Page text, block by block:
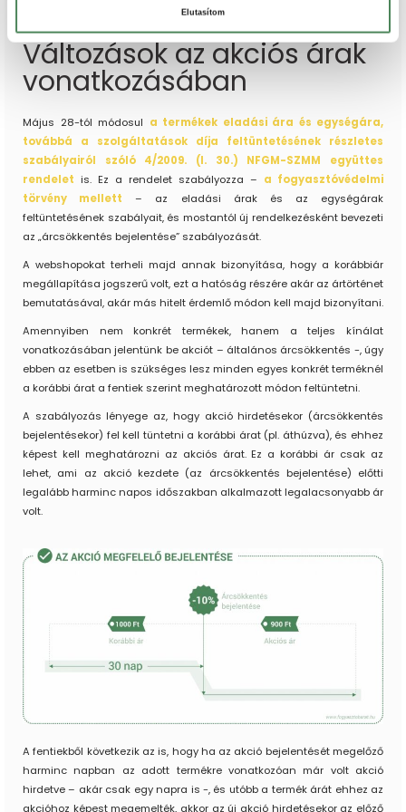
Elutasítom
hogy kizárólag a pozitívakat jeleníti meg.
Változások az akciós árak
vonatkozásában
Május 28-tól módosul a termékek eladási ára és egységára,
továbbá a szolgáltatások díja feltüntetésének részletes
szabályairól szóló 4/2009. (I. 30.) NFGM-SZMM együttes
rendelet is. Ez a rendelet szabályozza – a fogyasztóvédelmi
törvény mellett – az eladási árak és az egységárak
feltüntetésének szabályait, és mostantól új rendelkezésként bevezeti
az „árcsökkentés bejelentése” szabályozását.
A webshopokat terheli majd annak bizonyítása, hogy a korábbiár
megállapítása jogszerű volt, ezt a hatóság részére akár az ártörténet
bemutatásával, akár más hitelt érdemlő módon kell majd bizonyítani.
Amennyiben nem konkrét termékek, hanem a teljes kínálat
vonatkozásában jelentünk be akciót – általános árcsökkentés -, úgy
ebben az esetben is szükséges lesz minden egyes konkrét terméknél
a korábbi árat a fentiek szerint meghatározott módon feltüntetni.
A szabályozás lényege az, hogy akció hirdetésekor (árcsökkentés
bejelentésekor) fel kell tüntetni a korábbi árat (pl. áthúzva), és ehhez
képest kell meghatározni az akciós árat. Ez a korábbi ár csak az
lehet, ami az akció kezdete (az árcsökkentés bejelentése) előtti
legalább harminc napos időszakban alkalmazott legalacsonyabb ár
volt.
A fentiekből következik az is, hogy ha az akció bejelentését megelőző
harminc napban az adott termékre vonatkozóan már volt akció
hirdetve – akár csak egy napra is -, és utóbb a termék árát ehhez az
akcióhoz képest megemelték, akkor az új akció hirdetésekor az előző